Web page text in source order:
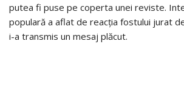
putea fi puse pe coperta unei reviste.
populară a aflat de reacția fostului jurat
i-a transmis un mesaj plăcut.